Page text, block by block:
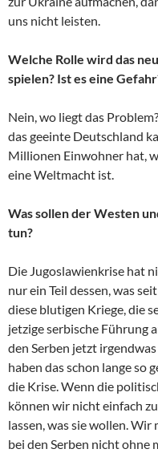
uns nicht leisten.
Welche Rolle wird das
spielen? Ist es eine
Nein, wo liegt das
das geeinte Deutschland
Millionen Einwohner hat,
eine Weltmacht ist.
Was sollen der Westen
tun?
Die Jugoslawienkrise hat
nur ein Teil dessen, was
diese blutigen Kriege, die
jetzige serbische Führung
den Serben jetzt
haben das schon lange so
die Krise. Wenn die
können wir nicht einfach
lassen, was sie wollen. Wir
bei den Serben nicht